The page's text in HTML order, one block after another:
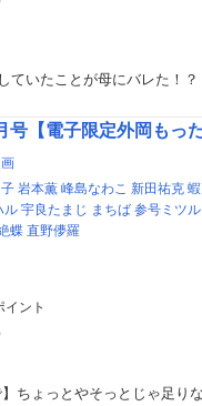
いたことが母にバレた！
【電子限定外岡もっ
岩本薫 峰島なわこ 新田祐克
ル 宇良たまじ まちば 参号ミツル
蝶 直野儚羅
ント
】ちょっとやそっとじゃ足り